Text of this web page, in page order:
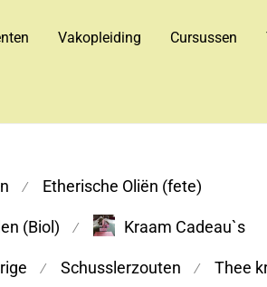
Vakopleiding Cursussen
⁄ Etherische Oliën (fete)
(Biol) ⁄ Kraam Cadeau`s
⁄ Schusslerzouten ⁄ Thee